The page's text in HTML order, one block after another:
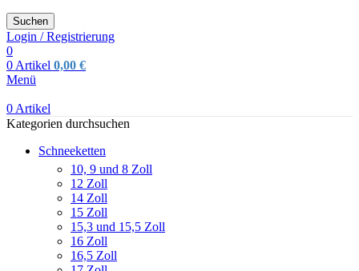
Suchen
Login / Registrierung
0
0 Artikel 0,00 €
Menü
0 Artikel
Kategorien durchsuchen
Schneeketten
10, 9 und 8 Zoll
12 Zoll
14 Zoll
15 Zoll
15,3 und 15,5 Zoll
16 Zoll
16,5 Zoll